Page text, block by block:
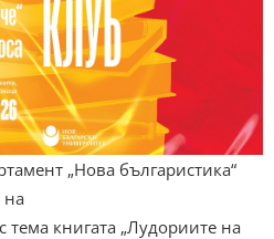
„Нова българистика“
на
тема книгата „Лудориите на